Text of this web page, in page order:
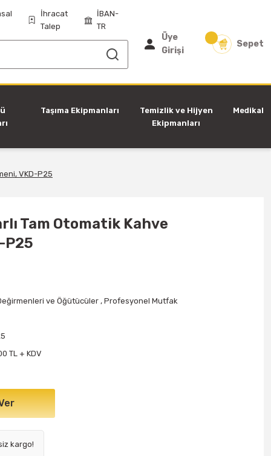
İhracat
Talep
İBAN-
TR
Üye
Girişi
Sepet
Taşıma Ekipmanları
Temizlik ve Hijyen
Ekipmanları
Medikal
VKD-P25
Tam Otomatik Kahve
P25
ve Öğütücüler ,Profesyonel Mutfak
TL + KDV
kargo!